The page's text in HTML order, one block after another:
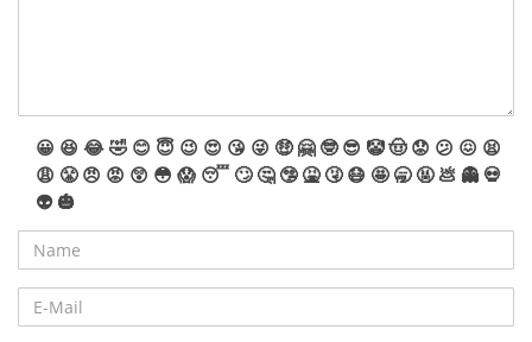
😀 😆 😂🤣 😊 😇 😉 😍 😘 😜 🤑 🤗 🤓 😎 🤡🤠 😟 😕 😖 😫
😩 😤 😠 😡 😲 😳 😱 😴 🙄 🤔 🤥 🤮 🤧 😷 🤩 🥱 🤬 💩 👻 💀
👽 🎃